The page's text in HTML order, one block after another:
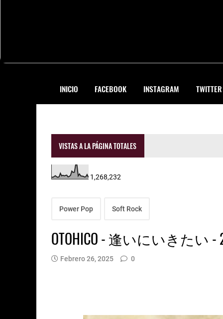
INICIO FACEBOOK INSTAGRAM TWITTER
VISTAS A LA PÁGINA TOTALES
1,268,232
Power Pop Soft Rock
OTOHICO - 逢いにいきたい -
Febrero 26, 2025 0